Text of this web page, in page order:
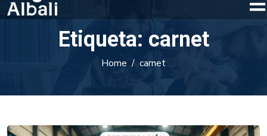
Etiqueta: carnet
Home carnet